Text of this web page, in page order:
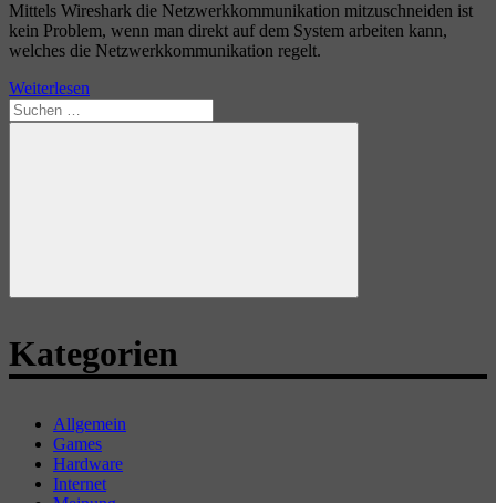
Mittels Wireshark die Netzwerkkommunikation mitzuschneiden ist
kein Problem, wenn man direkt auf dem System arbeiten kann,
welches die Netzwerkkommunikation regelt.
Weiterlesen
Suchen
nach:
Suchen
Kategorien
Allgemein
Games
Hardware
Internet